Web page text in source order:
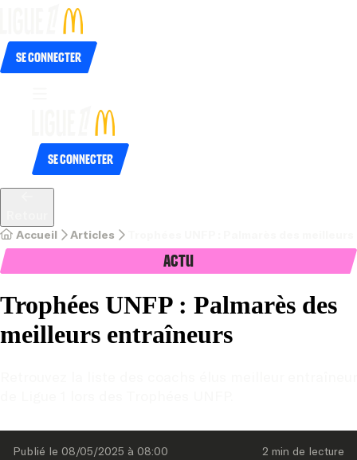
Se connecter
Se connecter
Accueil Articles
Actu
Trophées UNFP : Palmarès des
meilleurs entraîneurs
Publié le 08/05/2025 à 08:00 2 min de lecture